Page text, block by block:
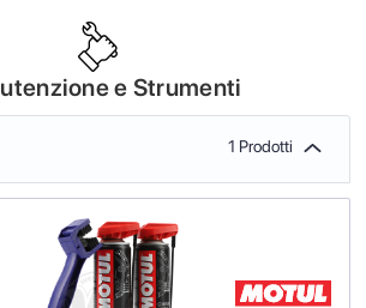
e Strumenti
1 Prodotti